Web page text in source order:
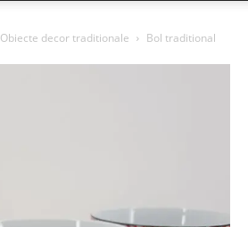
Obiecte decor traditionale
Bol traditional